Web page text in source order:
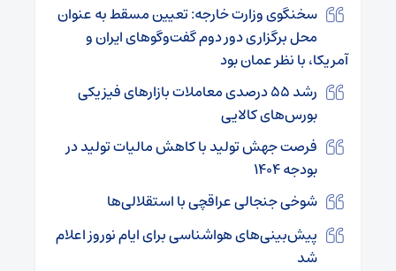
سخنگوی وزارت خارجه: تعیین مسقط به عنوان
محل برگزاری دور دوم گفت‌و‌گو‌های ایران و
آمریکا، با نظر عمان بود
رشد ۵۵ درصدی معاملات بازارهای فیزیکی
بورس‌های کالایی
فرصت جهش تولید با کاهش مالیات تولید در
بودجه ۱۴۰۴
شوخی جنجالی عراقچی با استقلالی‌ها
پیش‌بینی‌های هواشناسی برای ایام نوروز اعلام
شد